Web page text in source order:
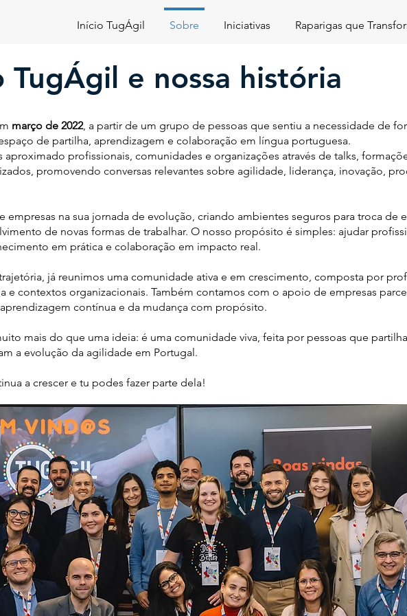
Início TugÁgil Sobre Iniciativas Raparigas que
TugÁgil e nossa história
março de 2022, a partir de um grupo de pessoas que sentiu a necessidade de
de partilha, aprendizagem e colaboração em língua portuguesa.
aproximado profissionais, comunidades e organizações através de talks,
promovendo conversas relevantes sobre agilidade, liderança, inovação,
empresas na sua jornada de evolução, criando ambientes seguros para troca de
de novas formas de trabalhar. O nosso propósito é simples: ajudar
em prática e colaboração em impacto real.
já reunimos uma comunidade ativa e em crescimento, composta por
e contextos organizacionais. Também contamos com o apoio de empresas
contínua e da mudança com propósito.
mais do que uma ideia: é uma comunidade viva, feita por pessoas que
a evolução da agilidade em Portugal.
a crescer e tu podes fazer parte dela!